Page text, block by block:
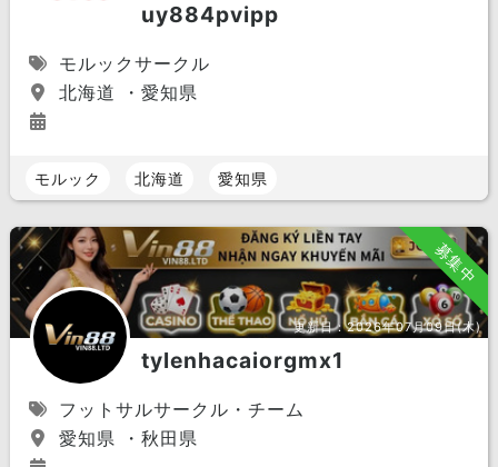
uy884pvipp
モルックサークル
北海道 ・愛知県
モルック 北海道 愛知県
募集中
更新日：2026年07月09日(木)
tylenhacaiorgmx1
フットサルサークル・チーム
愛知県 ・秋田県